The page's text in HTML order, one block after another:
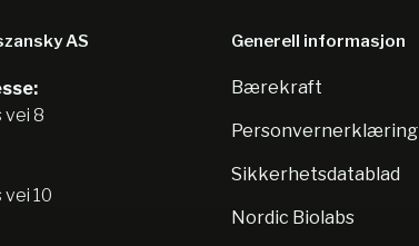
AS
vei 8
vei 10
Generell informasjon
Bærekraft
Personvernerklæring
Sikkerhetsdatablad
Nordic Biolabs